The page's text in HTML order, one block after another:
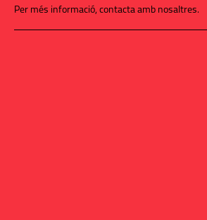
Per més informació, contacta amb nosaltres.